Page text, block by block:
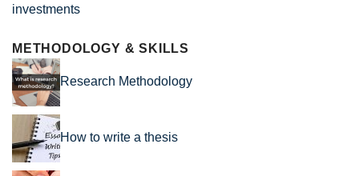
METHODOLOGY & SKILLS
Research Methodology
How to write a thesis